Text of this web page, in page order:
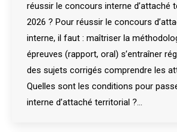
réussir le concours interne d’attaché
2026 ? Pour réussir le concours
interne, il faut : maîtriser la
épreuves (rapport, oral) s’entraîner
des sujets corrigés comprendre les
Quelles sont les conditions pour
interne d’attaché territorial ?…